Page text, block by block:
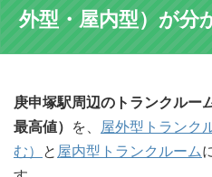
外型・屋内型）が分
庚申塚駅周辺のトランクルー
最高値） を、 屋外型トランク
む） と 屋内型トランクルーム